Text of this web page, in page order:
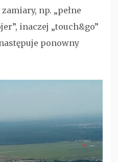
np. „pełne
inaczej „touch&go”
ponowny